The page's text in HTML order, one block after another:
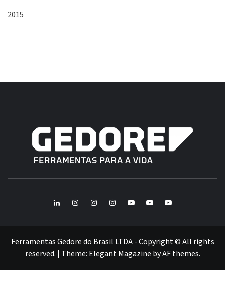
2015
LinkedInInstagramInstagramInstagramYoutubeYoutubeYoutube
Ferramentas Gedore do Brasil LTDA - Copyright © All rights
reserved. | Theme: Elegant Magazine byAF themes.